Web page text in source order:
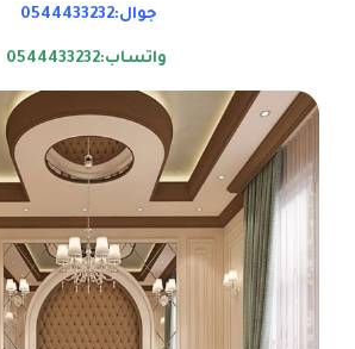
جوال:0544433232
واتساب:0544433232